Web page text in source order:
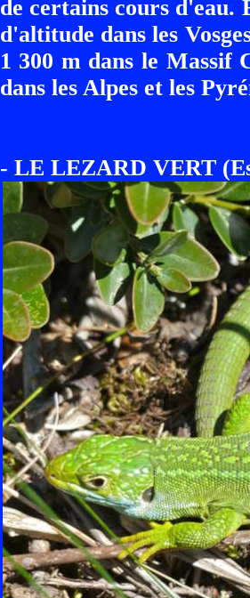
de certains cours d'eau.
d'altitude dans les
1 300 m dans le Massif
dans les Alpes et les
- LE LEZARD VERT